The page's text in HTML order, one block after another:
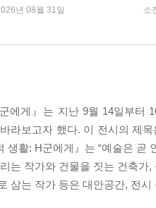
년 08월 31일 소
에게』는 지난 9월 14일부터
라보고자 했다. 이 전시의 제
생활: H군에게』는 “예술은 곧
는 작가와 건물을 짓는 건축
삼는 작가 등은 대안공간, 전